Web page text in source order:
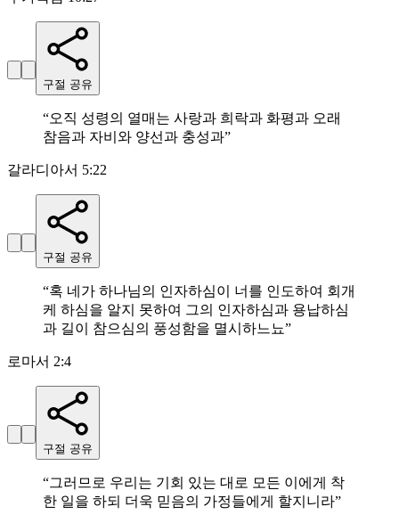
구절 공유
“오직 성령의 열매는 사랑과 희락과 화평과 오래
참음과 자비와 양선과 충성과”
갈라디아서 5:22
구절 공유
“혹 네가 하나님의 인자하심이 너를 인도하여 회개
케 하심을 알지 못하여 그의 인자하심과 용납하심
과 길이 참으심의 풍성함을 멸시하느뇨”
로마서 2:4
구절 공유
“그러므로 우리는 기회 있는 대로 모든 이에게 착
한 일을 하되 더욱 믿음의 가정들에게 할지니라”